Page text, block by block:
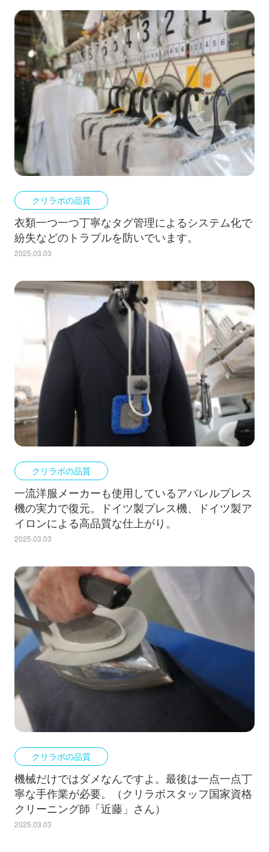
クリラボの品質
衣類一つ一つ丁寧なタグ管理によるシステム化で
紛失などのトラブルを防いでいます。
2025.03.03
クリラボの品質
一流洋服メーカーも使用しているアパレルプレス
機の実力で復元。ドイツ製プレス機、ドイツ製ア
イロンによる高品質な仕上がり。
2025.03.03
クリラボの品質
機械だけではダメなんですよ。最後は一点一点丁
寧な手作業が必要。（クリラボスタッフ国家資格
クリーニング師「近藤」さん）
2025.03.03